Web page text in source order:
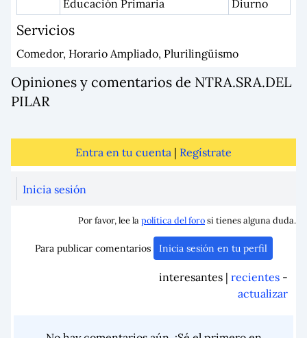
Educación Primaria Diurno
Servicios
Comedor, Horario Ampliado, Plurilingüismo
Opiniones y comentarios de NTRA.SRA.DEL
PILAR
Entra en tu cuenta | Regístrate
Inicia sesión
Por favor, lee lapolítica del forosi tienes alguna duda.
Para publicar comentarios Inicia sesión en tu perfil
interesantes | recientes -
actualizar